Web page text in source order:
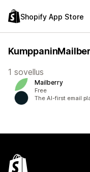
Shopify App Store
1 sovellus
Mailberry
Free
The AI-first email